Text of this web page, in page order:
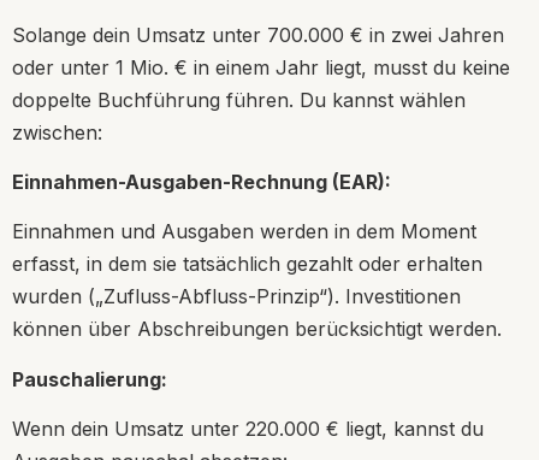
Solange dein Umsatz unter 700.000 € in zwei Jahren
oder unter 1 Mio. € in einem Jahr liegt, musst du keine
doppelte Buchführung führen. Du kannst wählen
zwischen:
Einnahmen-Ausgaben-Rechnung (EAR):
Einnahmen und Ausgaben werden in dem Moment
erfasst, in dem sie tatsächlich gezahlt oder erhalten
wurden („Zufluss-Abfluss-Prinzip“). Investitionen
können über Abschreibungen berücksichtigt werden.
Pauschalierung:
Wenn dein Umsatz unter 220.000 € liegt, kannst du